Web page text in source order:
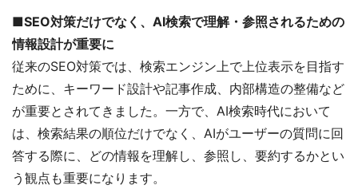
■SEO対策だけでなく、AI検索で理解・参照されるための
情報設計が重要に
従来のSEO対策では、検索エンジン上で上位表示を目指す
ために、キーワード設計や記事作成、内部構造の整備など
が重要とされてきました。一方で、AI検索時代において
は、検索結果の順位だけでなく、AIがユーザーの質問に回
答する際に、どの情報を理解し、参照し、要約するかとい
う観点も重要になります。